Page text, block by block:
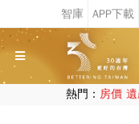
熱門： 房價